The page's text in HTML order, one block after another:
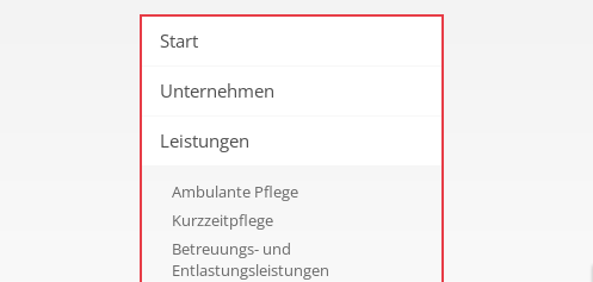
Start
Unternehmen
Leistungen
Ambulante Pflege
Kurzzeitpflege
Betreuungs- und
Entlastungsleistungen